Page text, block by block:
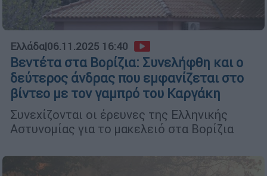
Ελλάδα|06.11.2025 16:40
Βεντέτα στα Βορίζια: Συνελήφθη και ο
δεύτερος άνδρας που εμφανίζεται στο
βίντεο με τον γαμπρό του Καργάκη
Συνεχίζονται οι έρευνες της Ελληνικής
Αστυνομίας για το μακελειό στα Βορίζια